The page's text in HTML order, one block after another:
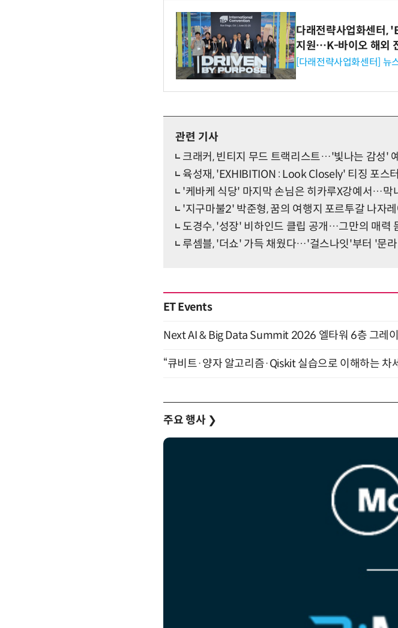
다래전략사업화센터,
지원…K-바이오 해외
[다래전략사업화센터] 뉴
관련 기사
크래커, 빈티지 무드 트랙리스트…'빛나는 감성'
육성재, 'EXHIBITION : Look Closely' 티징 포스
'케바케 식당' 마지막 손님은 히카루X강예서…막
'지구마불2' 박준형, 꿈의 여행지 포르투갈 나자
도경수, '성장' 비하인드 클립 공개…그만의 매력
루셈블, '더쇼' 가득 채웠다…'걸스나잇'부터 '문
ET Events
Next AI & Big Data Summit 2026 엘타워 6층 그레
“큐비트·양자 알고리즘·Qiskit 실습으로 이해하는 차
주요 행사 ❯